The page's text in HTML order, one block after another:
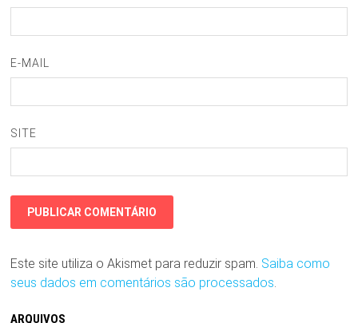
E-MAIL
SITE
Este site utiliza o Akismet para reduzir spam. Saiba como
seus dados em comentários são processados
ARQUIVOS